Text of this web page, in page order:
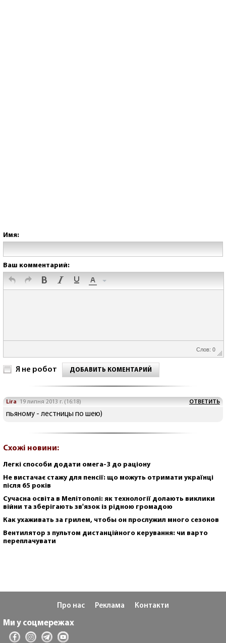
Имя:
Ваш комментарий:
Слов: 0
Я не робот ДОБАВИТЬ КОМЕНТАРИЙ
Lira 19 липня 2013 г. (16:18) ОТВЕТИТЬ
пьяному - лестницы по шею)
Схожі новини:
Легкі способи додати омега-3 до раціону
Не вистачає стажу для пенсії: що можуть отримати українці
після 65 років
Сучасна освіта в Мелітополі: як технології долають виклики
війни та зберігають зв'язок із рідною громадою
Как ухаживать за грилем, чтобы он прослужил много сезонов
Вентилятор з пультом дистанційного керування: чи варто
переплачувати
Про нас Реклама Контакти
Ми у соцмережах